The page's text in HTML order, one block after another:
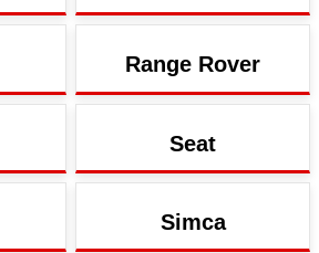
Range Rover
Seat
Simca